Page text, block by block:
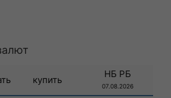
купить
НБ РБ
07.08.2026